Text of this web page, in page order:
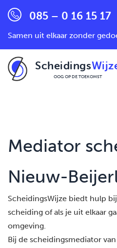
085 – 0 16 15 17
Samen uit elkaar zonder
Scheidings
OOG OP DE TOEKOMST
Mediator
Nieuw-
ScheidingsWijze biedt hulp
scheiding of als je uit elkaar
omgeving.
Bij de scheidingsmediator